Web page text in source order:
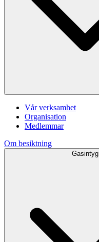
Vår verksamhet
Organisation
Medlemmar
Om besiktning
Gasintyg